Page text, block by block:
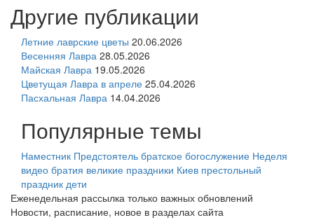
Другие публикации
Летние лаврские цветы 20.06.2026
Весенняя Лавра 28.05.2026
Майская Лавра 19.05.2026
Цветущая Лавра в апреле 25.04.2026
Пасхальная Лавра 14.04.2026
Популярные темы
Наместник Предстоятель братское богослужение Неделя
видео братия великие праздники Киев престольный
праздник дети
Еженедельная рассылка только важных обновлений
Новости, расписание, новое в разделах сайта